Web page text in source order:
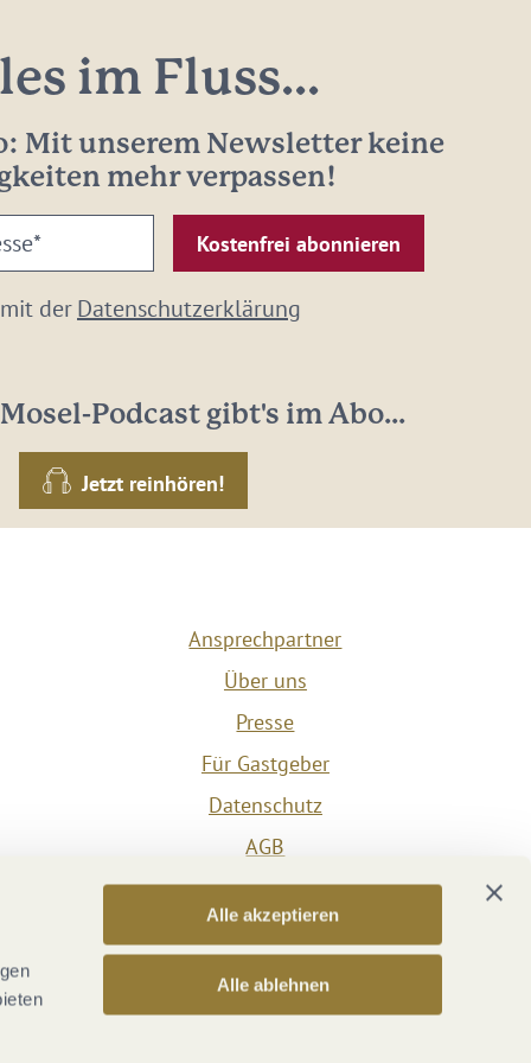
Alle akzeptieren
Alle ablehnen
im Fluss...
Mit unserem Newsletter keine
mehr verpassen!
derDatenschutzerklärung
Podcast gibt's im Abo...
Jetzt reinhören!
Ansprechpartner
Über uns
Presse
Für Gastgeber
Datenschutz
AGB
Impressum
Barrierefreiheit
Vertrag widerrufen
Versicherungsvertrag widerrufen